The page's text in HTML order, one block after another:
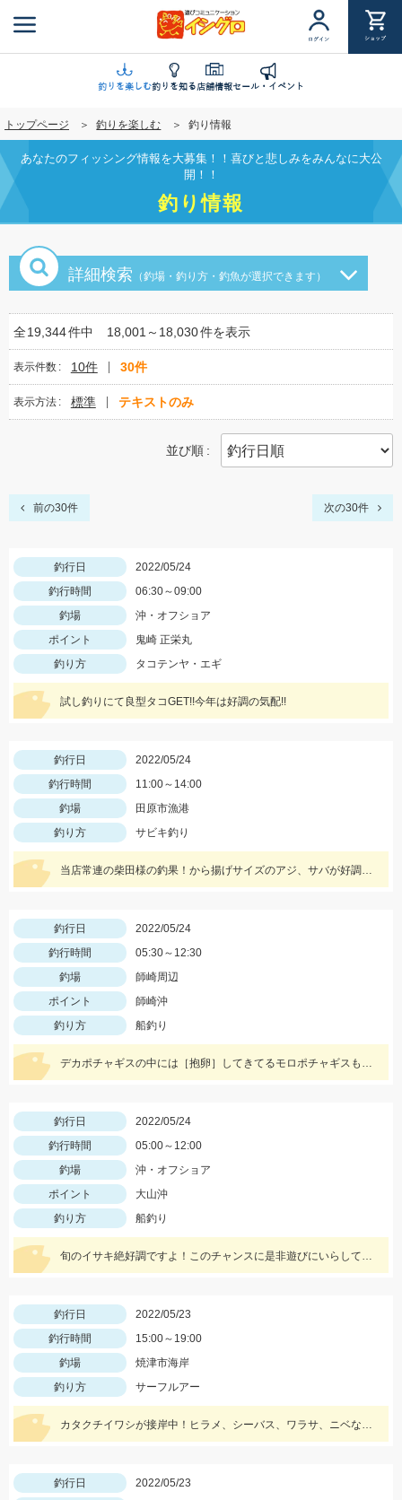
ン
に
移
動
ログイン ショップ
釣りを楽しむ釣りを知る店舗情報セール・イベント
トップページ 釣りを楽しむ 釣り情報
あなたのフィッシング情報を大募集！！喜びと悲しみをみんなに大公
開！！
釣り情報
詳細検索 （釣場・釣り方・釣魚が選択できます）
全19,344件中 18,001～18,030件を表示
表示件数 10件 30件
表示方法 標準 テキストのみ
並び順
前の30件 次の30件
釣行日
2022/05/24
釣行時間
06:30～09:00
釣場
沖・オフショア
ポイント
鬼崎 正栄丸
釣り方
タコテンヤ・エギ
試し釣りにて良型タコGET!!今年は好調の気配!!
釣行日
2022/05/24
釣行時間
11:00～14:00
釣場
田原市漁港
釣り方
サビキ釣り
当店常連の柴田様の釣果！から揚げサイズのアジ、サバが好調！仕掛けはママカリサビキ3～5号でOK！
釣行日
2022/05/24
釣行時間
05:30～12:30
釣場
師崎周辺
ポイント
師崎沖
釣り方
船釣り
デカポチャギスの中には［抱卵］してきてるモロポチャギスもッ(о´∀`о) 期間限定ですので お早めにッ(ﾟ∀ﾟ)b
釣行日
2022/05/24
釣行時間
05:00～12:00
釣場
沖・オフショア
ポイント
大山沖
釣り方
船釣り
旬のイサキ絶好調ですよ！このチャンスに是非遊びにいらしてくださいね。
釣行日
2022/05/23
釣行時間
15:00～19:00
釣場
焼津市海岸
釣り方
サーフルアー
カタクチイワシが接岸中！ヒラメ、シーバス、ワラサ、ニベなどいろいろ釣れてます！
釣行日
2022/05/23